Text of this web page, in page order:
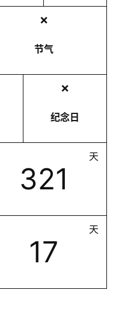
❌
节气
❌
纪念日
321
天
17
天